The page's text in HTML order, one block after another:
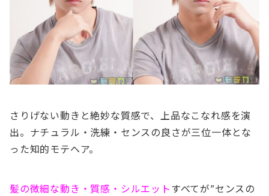
さりげない動きと絶妙な質感で、上品なこなれ感を演
出。ナチュラル・洗練・センスの良さが三位一体とな
った知的モテヘア。
髪の微細な動き・質感・シルエット すべてが”センスの